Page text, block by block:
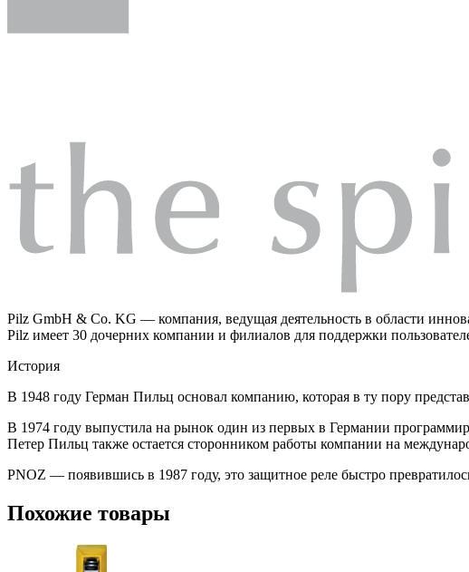
Pilz GmbH & Co. KG — компания, ведущая деятельность в области
Pilz имеет 30 дочерних компании и филиалов для поддержки
История
В 1948 году Герман Пильц основал компанию, которая в ту пору
В 1974 году выпустила на рынок один из первых в Германии
Петер Пильц также остается сторонником работы компании на
PNOZ — появившись в 1987 году, это защитное реле быстро
Похожие товары